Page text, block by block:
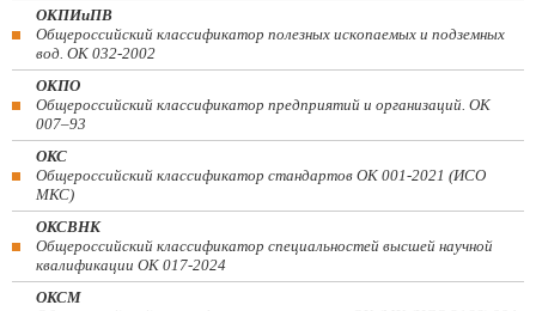
ОКПИиПВ
Общероссийский классификатор полезных ископаемых и подземных
вод. ОК 032-2002
ОКПО
Общероссийский классификатор предприятий и организаций. ОК
007–93
ОКС
Общероссийский классификатор стандартов ОК 001-2021 (ИСО
МКС)
ОКСВНК
Общероссийский классификатор специальностей высшей научной
квалификации ОК 017-2024
ОКСМ